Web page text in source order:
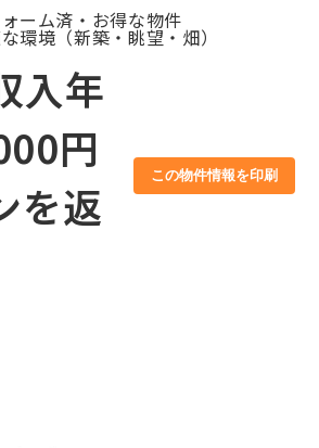
ーム済・お得な物件
環境（新築・眺望・畑）
入年
円
を返
この物件情報を印刷